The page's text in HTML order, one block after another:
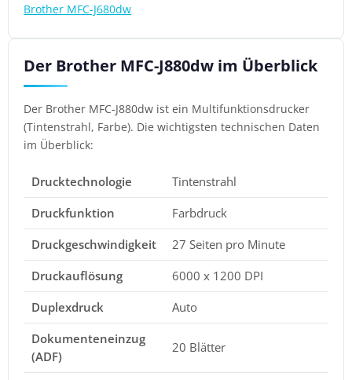
Brother MFC-J680dw
Der Brother MFC-J880dw im Überblick
Der Brother MFC-J880dw ist ein Multifunktionsdrucker
(Tintenstrahl, Farbe). Die wichtigsten technischen Daten
im Überblick:
Drucktechnologie
Tintenstrahl
Druckfunktion
Farbdruck
Druckgeschwindigkeit
27 Seiten pro Minute
Druckauflösung
6000 x 1200 DPI
Duplexdruck
Auto
Dokumenteneinzug
(ADF)
20 Blätter